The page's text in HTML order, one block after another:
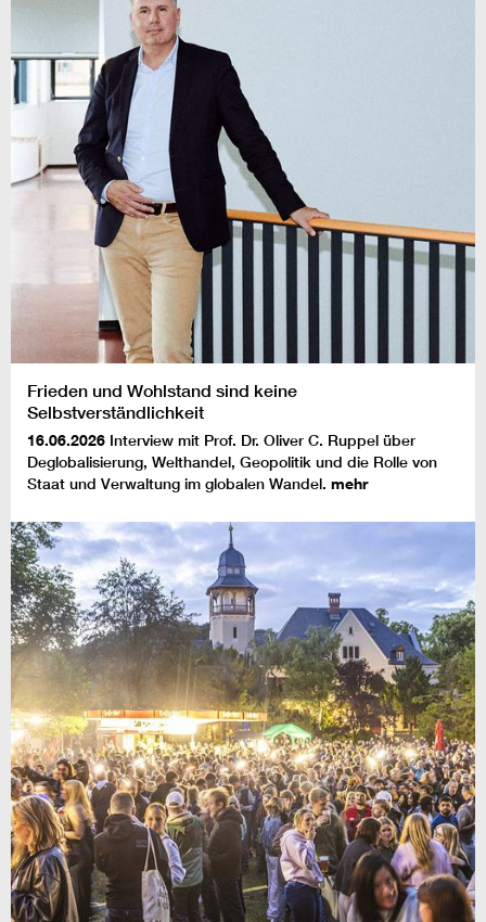
Frieden und Wohlstand sind keine
Selbstverständlichkeit
16.06.2026 Interview mit Prof. Dr. Oliver C. Ruppel über
Deglobalisierung, Welthandel, Geopolitik und die Rolle von
Staat und Verwaltung im globalen Wandel. mehr